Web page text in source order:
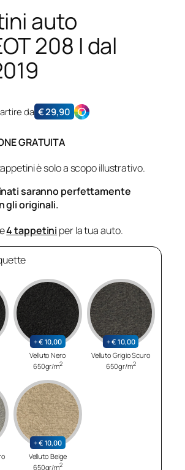
auto
208 I dal
da €29,90
GRATUITA
è solo a scopo illustrativo.
saranno perfettamente
gli originali.
4 tappetini per la tua auto.
+€ 10,00
Velluto Nero
650gr/m2
+€ 10,00
Velluto Grigio Scuro
650gr/m2
+€ 10,00
Velluto Beige
650gr/m2